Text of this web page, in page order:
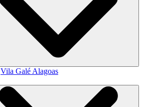
Vila Galé Alagoas